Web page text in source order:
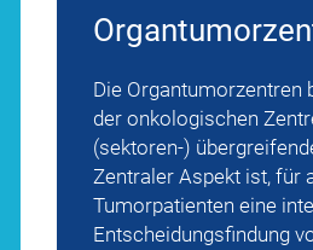
Die Organtumorzentren
der onkologischen
(sektoren-)
Zentraler Aspekt ist, für
Tumorpatienten eine
Entscheidungsfindung